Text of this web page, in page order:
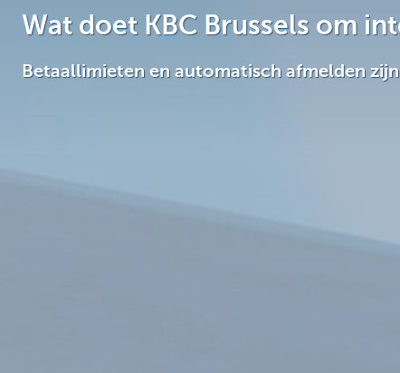
Wat doet KBC Brussels om
Betaallimieten en automatisch afmelden